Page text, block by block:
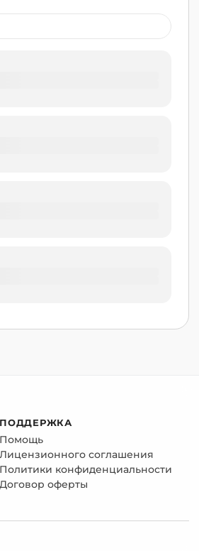
ПОДДЕРЖКА
Помощь
Лицензионного соглашения
Политики конфиденциальности
Договор оферты